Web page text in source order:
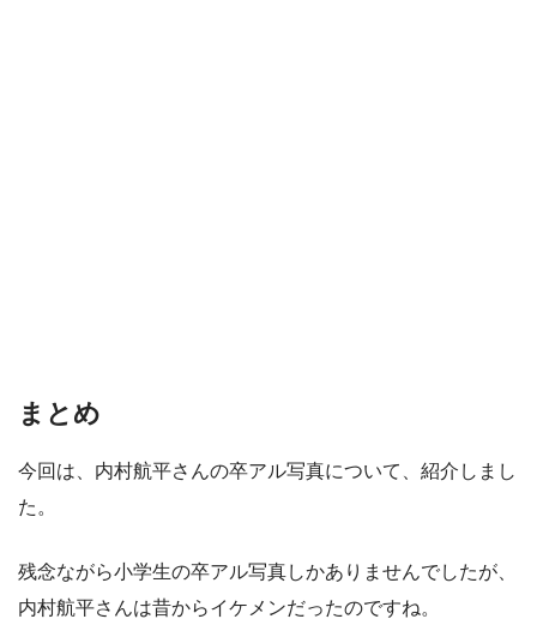
まとめ
今回は、内村航平さんの卒アル写真について、紹介しまし
た。
残念ながら小学生の卒アル写真しかありませんでしたが、
内村航平さんは昔からイケメンだったのですね。